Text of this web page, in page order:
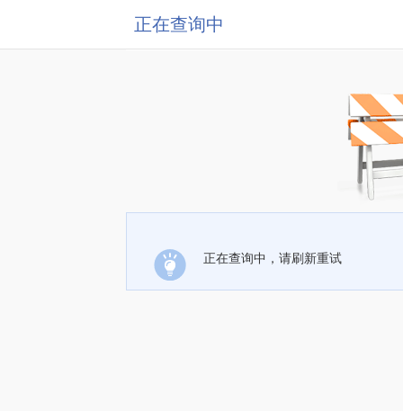
正在查询中
正在查询中，请刷新重试